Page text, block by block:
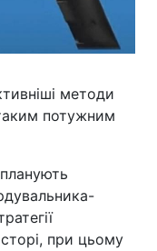
методи
потужним
при цьому